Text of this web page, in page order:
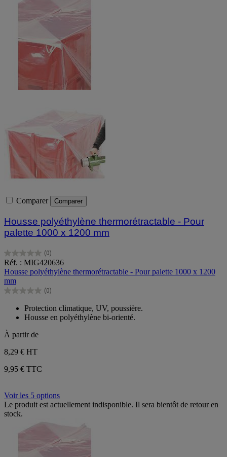
Comparer Comparer
Housse polyéthylène thermorétractable - Pour
palette 1000 x 1200 mm
(0)
0.0
sur
5
étoiles.
Réf. : MIG420636
Housse polyéthylène thermorétractable - Pour palette 1000 x 1200
mm
(0)
0.0
étoiles.
Protection climatique, UV, poussière.
Housse en polyéthylène bi-orienté.
À partir de
8,29 € HT
9,95 € TTC
Voir les 5 options
Le produit est actuellement indisponible. Il sera bientôt de retour en
stock.